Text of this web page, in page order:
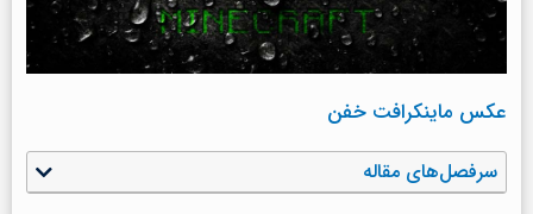
عکس ماینکرافت خفن
سرفصل‌های مقاله